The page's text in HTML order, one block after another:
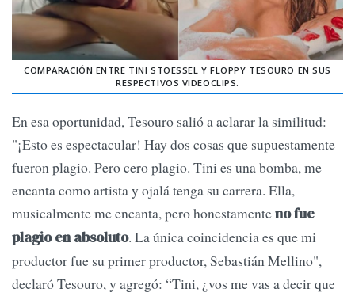
COMPARACIÓN ENTRE TINI STOESSEL Y FLOPPY TESOURO EN SUS
RESPECTIVOS VIDEOCLIPS.
En esa oportunidad, Tesouro salió a aclarar la similitud:
"¡Esto es espectacular! Hay dos cosas que supuestamente
fueron plagio. Pero cero plagio. Tini es una bomba, me
encanta como artista y ojalá tenga su carrera. Ella,
musicalmente me encanta, pero honestamenteno fue
plagio en absoluto. La única coincidencia es que mi
productor fue su primer productor, Sebastián Mellino",
declaró Tesouro, y agregó: “​​Tini, ¿vos me vas a decir que